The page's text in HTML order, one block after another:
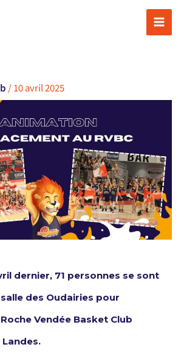
/10 avril 2025
dernier, 71 personnes se sont
des Oudairies pour
Vendée Basket Club